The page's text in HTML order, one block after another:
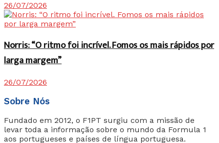
26/07/2026
Norris: “O ritmo foi incrível. Fomos os mais rápidos por
larga margem”
26/07/2026
Sobre Nós
Fundado em 2012, o F1PT surgiu com a missão de
levar toda a informação sobre o mundo da Formula 1
aos portugueses e países de língua portuguesa.